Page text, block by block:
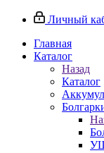
Личный
Главная
Каталог
Назад
Каталог